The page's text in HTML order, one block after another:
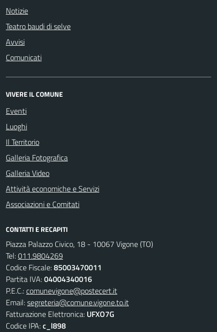
Notizie
Teatro baudi di selve
Avvisi
Comunicati
VIVERE IL COMUNE
Eventi
Luoghi
Il Territorio
Galleria Fotografica
Galleria Video
Attività economiche e Servizi
Associazioni e Comitati
CONTATTI E RECAPITI
Piazza Palazzo Civico, 18 - 10067 Vigone (TO)
Tel:011.9804269
Codice Fiscale:85003470011
Partita IVA:04004340016
P.E.C.:comunevigone@postecert.it
Email:segreteria@comune.vigone.to.it
Fatturazione Elettronica: UFXO7G
Codice IPA:c_l898